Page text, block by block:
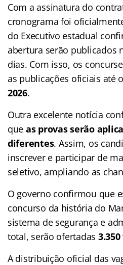
Com a assinatura do
cronograma foi
do Executivo estadual
abertura serão publicados
dias. Com isso, os
as publicações oficiais até
2026.
Outra excelente notícia
que as provas serão
diferentes. Assim, os
inscrever e participar de
seletivo, ampliando as
O governo confirmou que
concurso da história do
sistema de segurança e
total, serão ofertadas
A distribuição oficial das